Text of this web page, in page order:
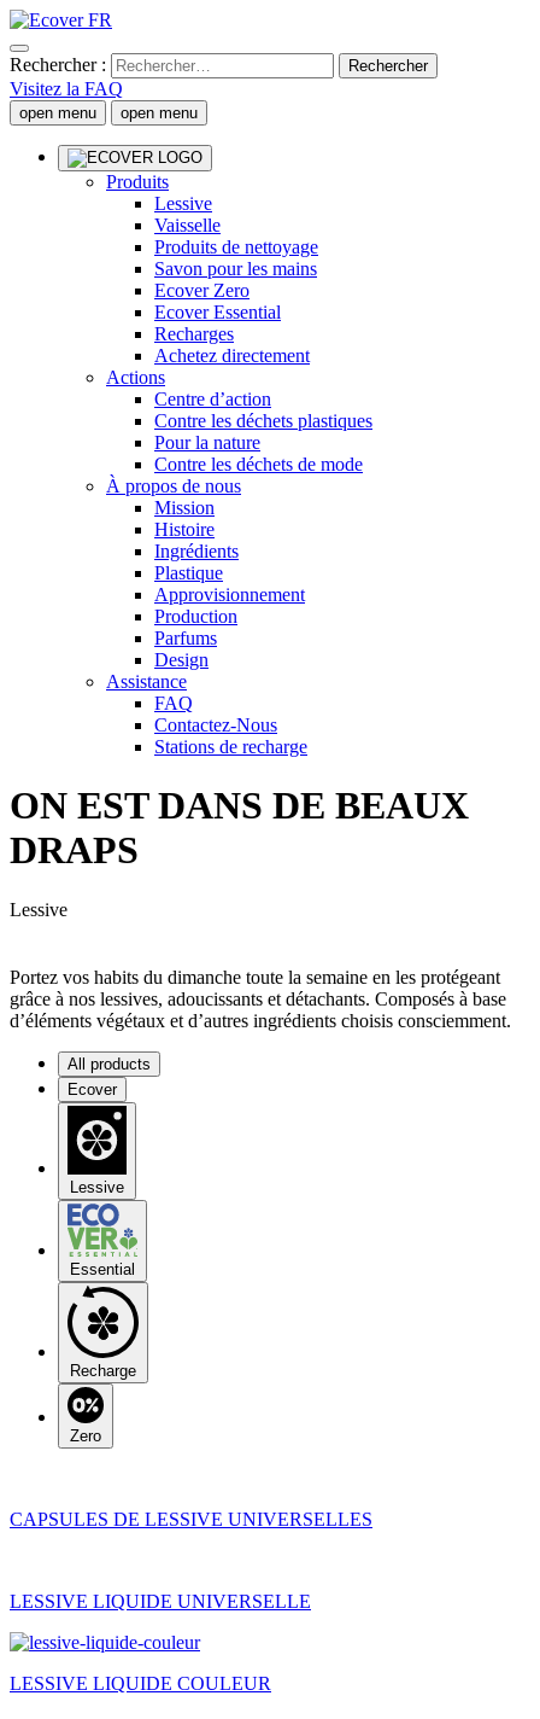
Rechercher :
Visitez la FAQ
open menu open menu
Produits
Lessive
Vaisselle
Produits de nettoyage
Savon pour les mains
Ecover Zero
Ecover Essential
Recharges
Achetez directement
Actions
Centre d’action
Contre les déchets plastiques
Pour la nature
Contre les déchets de mode
À propos de nous
Mission
Histoire
Ingrédients
Plastique
Approvisionnement
Production
Parfums
Design
Assistance
FAQ
Contactez-Nous
Stations de recharge
ON EST DANS DE BEAUX
DRAPS
Lessive
Portez vos habits du dimanche toute la semaine en les protégeant
grâce à nos lessives, adoucissants et détachants. Composés à base
d’éléments végétaux et d’autres ingrédients choisis consciemment.
All products
Ecover
Lessive
Essential
Recharge
Zero
CAPSULES DE LESSIVE UNIVERSELLES
LESSIVE LIQUIDE UNIVERSELLE
LESSIVE LIQUIDE COULEUR